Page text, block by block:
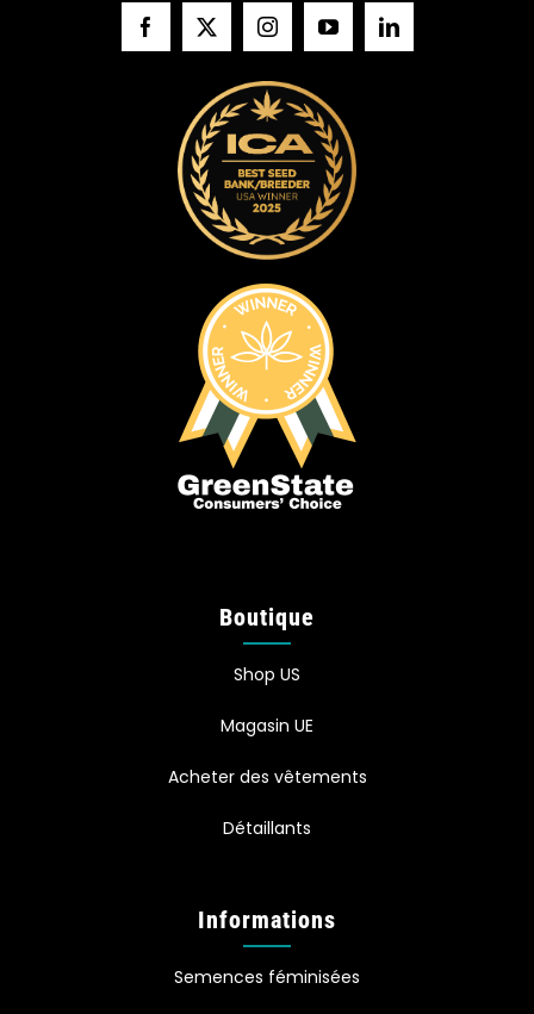
Boutique
Shop US
Magasin UE
Acheter des vêtements
Détaillants
Informations
Semences féminisées